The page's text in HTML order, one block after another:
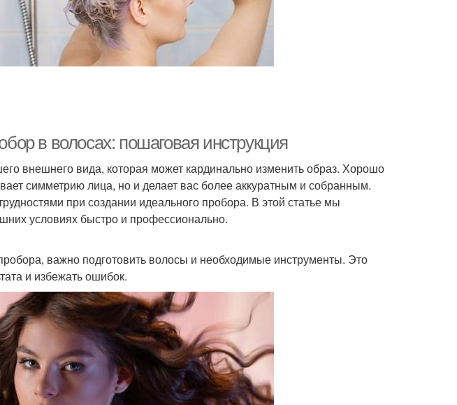
в волосах: пошаговая инструкция
внешнего вида, которая может кардинально изменить образ. Хорошо
симметрию лица, но и делает вас более аккуратным и собранным.
при создании идеального пробора. В этой статье мы
условиях быстро и профессионально.
важно подготовить волосы и необходимые инструменты. Это
и избежать ошибок.